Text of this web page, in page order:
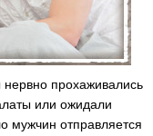
прохаживались
или ожидали
мужчин отправляется